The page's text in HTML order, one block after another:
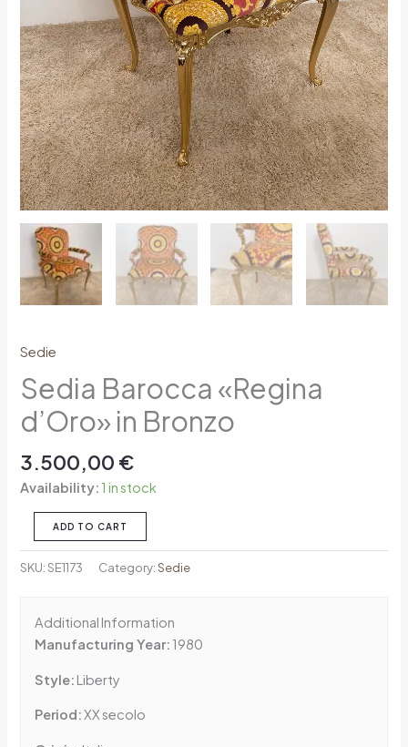
Sedie
Sedia Barocca «Regina
d’Oro» in Bronzo
3.500,00 €
Availability:1 in stock
ADD TO CART
SKU:SE1173 Category:Sedie
Additional Information
Manufacturing Year:1980
Style: Liberty
Period:XX secolo